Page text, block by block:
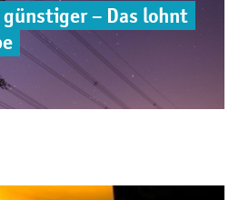
– Das lohnt